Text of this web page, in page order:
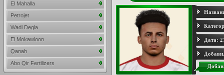
Дата:
El Mahalla
Petrojet
Wadi Degla
El Mokawloon
Qanah
Abo Qir Fertilizers